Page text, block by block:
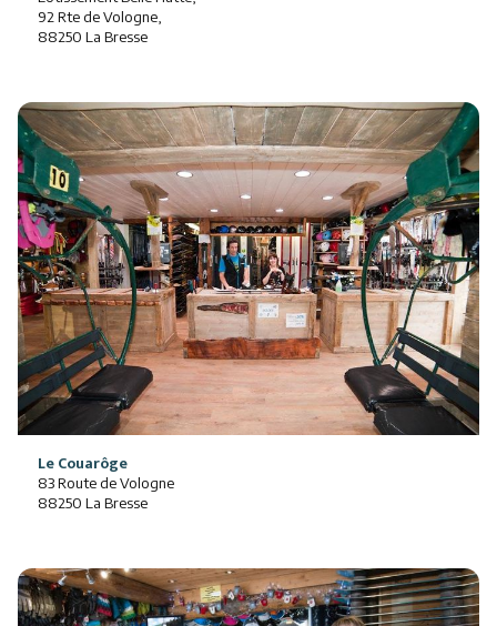
92 Rte de Vologne,
88250 La Bresse
Le Couarôge
83 Route de Vologne
88250 La Bresse